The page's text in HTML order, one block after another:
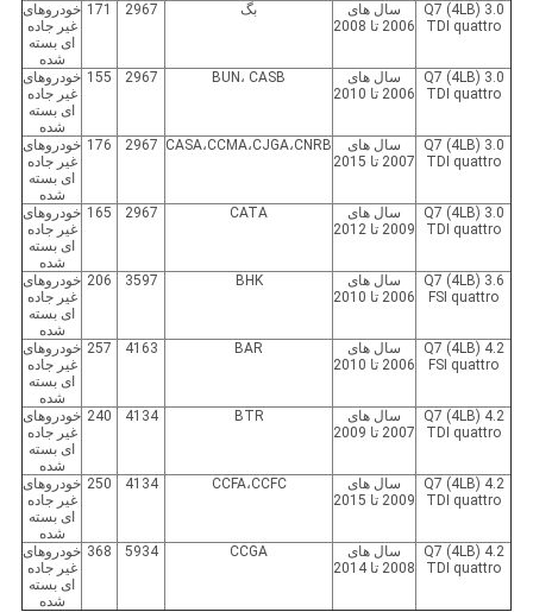
Q7 (4LB) 3.0
TDI quattro
سال های
2006 تا 2008
بگ 2967
171 خودروهای
غیر جاده
ای بسته
شده
Q7 (4LB) 3.0
TDI quattro
سال های
2006 تا 2010
BUN، CASB 2967
155 خودروهای
غیر جاده
ای بسته
شده
Q7 (4LB) 3.0
TDI quattro
سال های
2007 تا 2015
CASA،CCMA،CJGA،CNRB 2967
176 خودروهای
غیر جاده
ای بسته
شده
Q7 (4LB) 3.0
TDI quattro
سال های
2009 تا 2012
CATA
2967
165 خودروهای
غیر جاده
ای بسته
شده
Q7 (4LB) 3.6
FSI quattro
سال های
2006 تا 2010
BHK
3597
206 خودروهای
غیر جاده
ای بسته
شده
Q7 (4LB) 4.2
FSI quattro
سال های
2006 تا 2010
BAR
4163
257 خودروهای
غیر جاده
ای بسته
شده
Q7 (4LB) 4.2
TDI quattro
سال های
2007 تا 2009
BTR
4134
240 خودروهای
غیر جاده
ای بسته
شده
Q7 (4LB) 4.2
TDI quattro
سال های
2009 تا 2015
CCFA،CCFC 4134
250 خودروهای
غیر جاده
ای بسته
شده
Q7 (4LB) 4.2
TDI quattro
سال های
2008 تا 2014
CCGA
5934
368 خودروهای
غیر جاده
ای بسته
شده